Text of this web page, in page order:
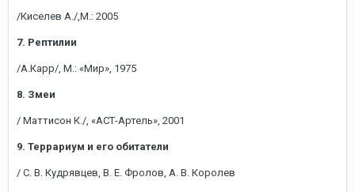
/Киселев А./,М.: 2005
7. Рептилии
/А.Карр/, М.: «Мир», 1975
8. Змеи
/ Маттисон К./, «АСТ-Артель», 2001
9. Террариум и его обитатели
/ С. В. Кудрявцев, В. Е. Фролов, А. В. Королев